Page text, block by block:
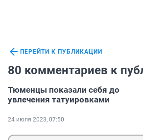
ПЕРЕЙТИ К ПУБЛИКАЦИИ
80 комментариев к
Тюменцы показали себя до
увлечения татуировками
24 июля 2023, 07:50